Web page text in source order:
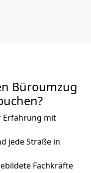
Büroumzug
Erfahrung mit
jede Straße in
Fachkräfte